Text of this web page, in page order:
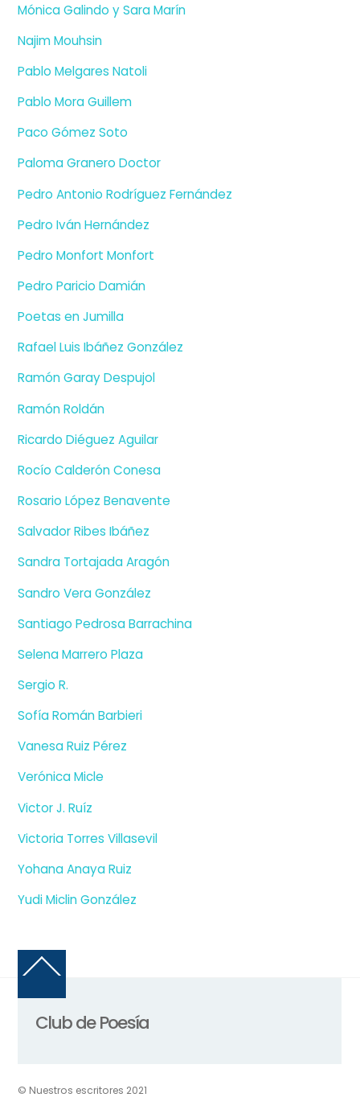
Mónica Galindo y Sara Marín
Najim Mouhsin
Pablo Melgares Natoli
Pablo Mora Guillem
Paco Gómez Soto
Paloma Granero Doctor
Pedro Antonio Rodríguez Fernández
Pedro Iván Hernández
Pedro Monfort Monfort
Pedro Paricio Damián
Poetas en Jumilla
Rafael Luis Ibáñez González
Ramón Garay Despujol
Ramón Roldán
Ricardo Diéguez Aguilar
Rocío Calderón Conesa
Rosario López Benavente
Salvador Ribes Ibáñez
Sandra Tortajada Aragón
Sandro Vera González
Santiago Pedrosa Barrachina
Selena Marrero Plaza
Sergio R.
Sofía Román Barbieri
Vanesa Ruiz Pérez
Verónica Micle
Victor J. Ruíz
Victoria Torres Villasevil
Yohana Anaya Ruiz
Yudi Miclin González
Back
Top
Club de Poesía
© Nuestros escritores 2021